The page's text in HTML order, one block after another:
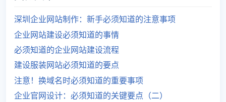
深圳企业网站制作：新手必须知道的注意事项
企业网站建设必须知道的事情
必须知道的企业网站建设流程
建设服装网站必须知道的要点
注意！换域名时必须知道的重要事项
企业官网设计：必须知道的关键要点（二）